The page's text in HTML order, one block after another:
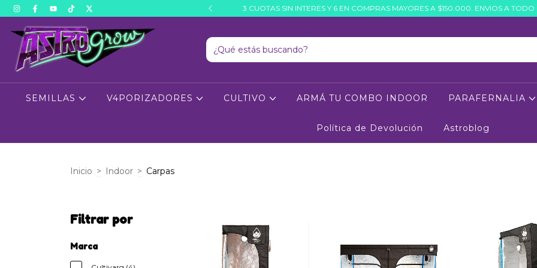
A TODO EL PAÍS 3 CUOTAS SIN INTERES Y 6 EN COMPRAS MAYORES A $150.000. ENVIOS A TODO
SEMILLAS V4PORIZADORES CULTIVO ARMÁ TU COMBO INDOOR PARAFERNALIA
Política de Devolución Astroblog
Inicio > Indoor > Carpas
Filtrar por
Marca